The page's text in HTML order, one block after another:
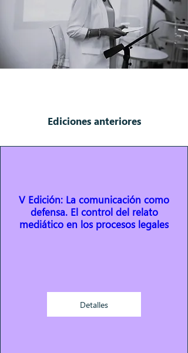
Ediciones anteriores
V Edición: La comunicación como
defensa. El control del relato
mediático en los procesos legales
Detalles